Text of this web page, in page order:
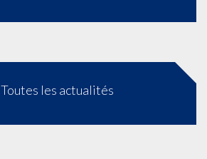
Toutes les actualités